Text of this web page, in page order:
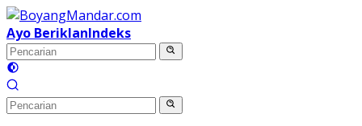
Langsung
ke
konten
Ayo BeriklanIndeks